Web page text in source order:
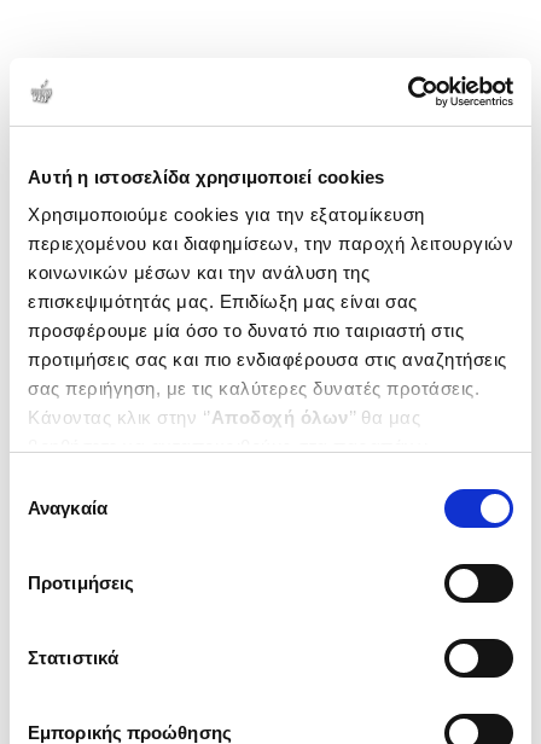
Αυτή η ιστοσελίδα χρησιμοποιεί cookies
Χρησιμοποιούμε cookies για την εξατομίκευση
περιεχομένου και διαφημίσεων, την παροχή λειτουργιών
κοινωνικών μέσων και την ανάλυση της
επισκεψιμότητάς μας. Επιδίωξη μας είναι σας
προσφέρουμε μία όσο το δυνατό πιο ταιριαστή στις
προτιμήσεις σας και πιο ενδιαφέρουσα στις αναζητήσεις
σας περιήγηση, με τις καλύτερες δυνατές προτάσεις.
Κάνοντας κλικ στην ‘’Αποδοχή όλων’’ θα μας
ενδιαφέρουν και να επιλέξετε από τα παρακάτω με την
΄΄και να ενημερωθείτε σχετικά με
συγκατάθεσης
Αναγκαία
Προτιμήσεις
Στατιστικά
Εμπορικής προώθησης